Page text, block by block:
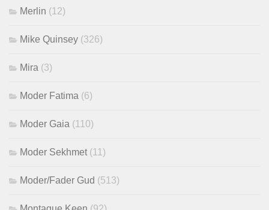
Merlin (12)
Mike Quinsey (326)
Mira (3)
Moder Fatima (6)
Moder Gaia (110)
Moder Sekhmet (11)
Moder/Fader Gud (513)